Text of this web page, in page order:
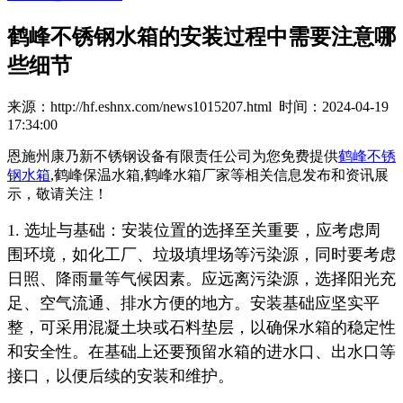
鹤峰不锈钢水箱的安装过程中需要注意哪
些细节
来源：http://hf.eshnx.com/news1015207.html 时间：2024-04-19
17:34:00
恩施州康乃新不锈钢设备有限责任公司为您免费提供鹤峰不锈
钢水箱,鹤峰保温水箱,鹤峰水箱厂家等相关信息发布和资讯展
示，敬请关注！
1. 选址与基础：安装位置的选择至关重要，应考虑周
围环境，如化工厂、垃圾填埋场等污染源，同时要考虑
日照、降雨量等气候因素。应远离污染源，选择阳光充
足、空气流通、排水方便的地方。安装基础应坚实平
整，可采用混凝土块或石料垫层，以确保水箱的稳定性
和安全性。在基础上还要预留水箱的进水口、出水口等
接口，以便后续的安装和维护。